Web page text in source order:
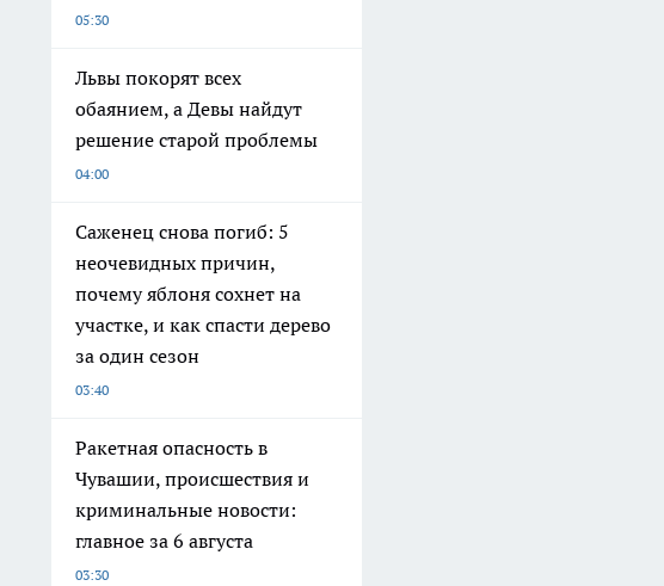
05:30
Львы покорят всех
обаянием, а Девы найдут
решение старой проблемы
04:00
Саженец снова погиб: 5
неочевидных причин,
почему яблоня сохнет на
участке, и как спасти дерево
за один сезон
03:40
Ракетная опасность в
Чувашии, происшествия и
криминальные новости:
главное за 6 августа
03:30